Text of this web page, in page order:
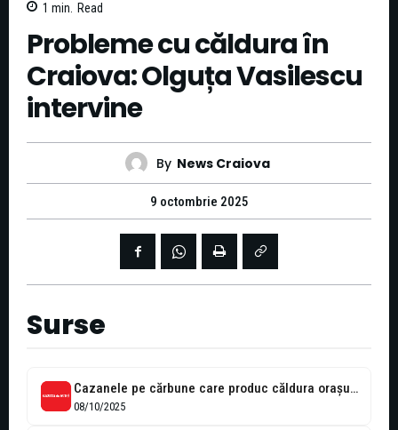
1 min. Read
Probleme cu căldura în
Craiova: Olguța Vasilescu
intervine
By News Craiova
9 octombrie 2025
Surse
Cazanele pe cărbune care produc căldura orașului Craiova, cu un picior în...
08/10/2025